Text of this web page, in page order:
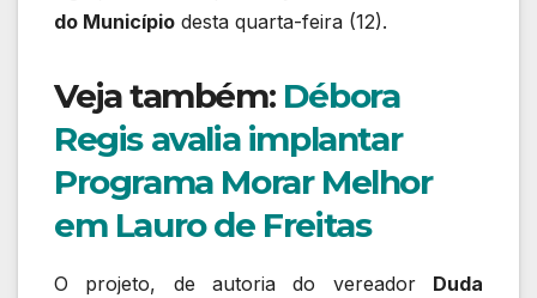
do Município desta quarta-feira (12).
Veja também: Débora
Regis avalia implantar
Programa Morar Melhor
em Lauro de Freitas
O projeto, de autoria do vereador Duda